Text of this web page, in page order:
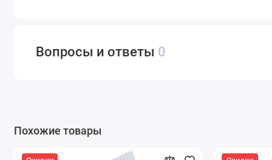
Вопросы и ответы 0
Похожие товары